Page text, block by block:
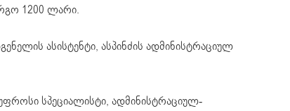
1200 ლარი.
ასისტენტი, ასპინძის ადმინისტრაციულ
სპეციალისტი, ადმინისტრაციულ-